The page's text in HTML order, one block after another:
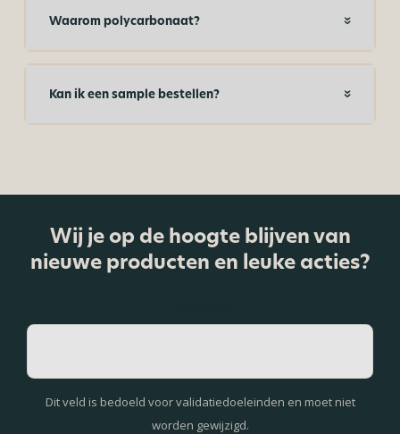
Waarom polycarbonaat?
Kan ik een sample bestellen?
Wij je op de hoogte blijven van
nieuwe producten en leuke acties?
Dit veld is bedoeld voor validatiedoeleinden en moet niet
worden gewijzigd.